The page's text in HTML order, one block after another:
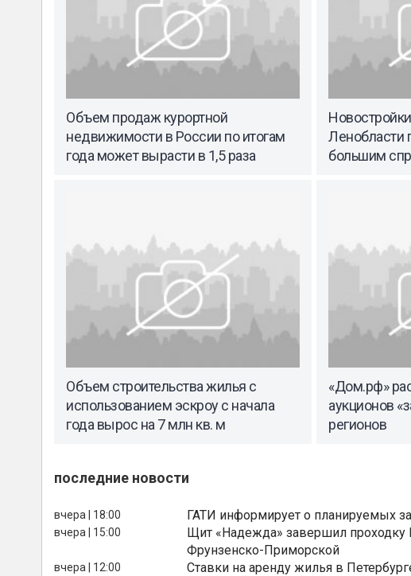
Объем продаж курортной
недвижимости в России по итогам
года может вырасти в 1,5 раза
Ленобласти
большим
Объем строительства жилья с
использованием эскроу с начала
года вырос на 7 млн кв. м
«Дом.рф»
аукционов
регионов
последние новости
вчера | 18:00 ГАТИ информирует о планируемых
вчера | 15:00
Щит «Надежда» завершил проходку
Фрунзенско-Приморской
вчера | 12:00 Ставки на аренду жилья в